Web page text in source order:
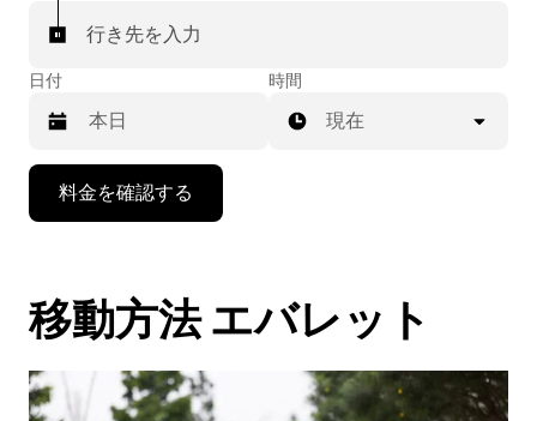
行き先を入力
日付
で
カ
ン
ダ
時間
現在
料金を確認する
移動方法 エバレット